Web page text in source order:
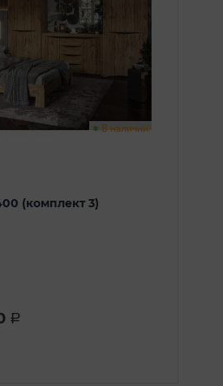
В наличии
(комплект 3)
a